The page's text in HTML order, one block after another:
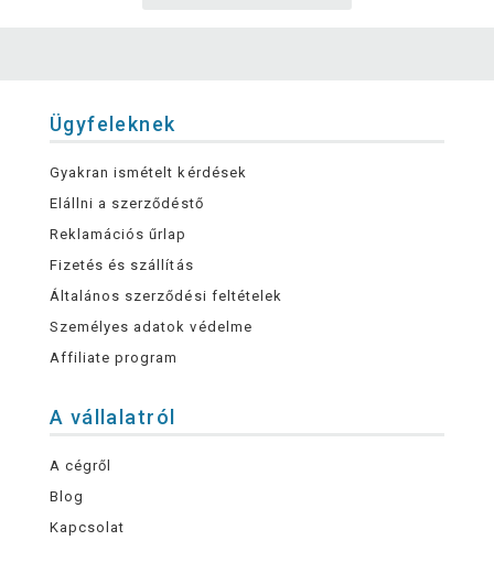
Ügyfeleknek
Gyakran ismételt kérdések
Elállni a szerződéstő
Reklamációs űrlap
Fizetés és szállítás
Általános szerződési feltételek
Személyes adatok védelme
Affiliate program
A vállalatról
A cégről
Blog
Kapcsolat